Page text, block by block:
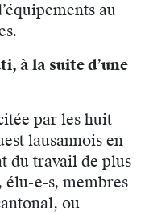
au
à la suite d’une
par les huit
lausannois en
du travail de plus
élu-e-s, membres
ou